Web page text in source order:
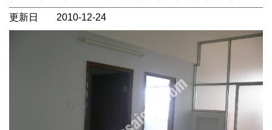
更新日 2010-12-24
アパートメント ２ＬＤＫ 設備：エアコン3台 （家具無
し） 家賃に含まれないもの：電気代、水道代、インター
ネット、ケーブルテレビ、電話代、管理費（約50,000ＶＮ
Ｄ、ハイランドコーヒー、ミニマート等ありとても便利で
す。 1区の中心地までも橋を渡ればすぐです。 家具付な
ら７００ＵＳＤです。https://dragonsaigon.com/